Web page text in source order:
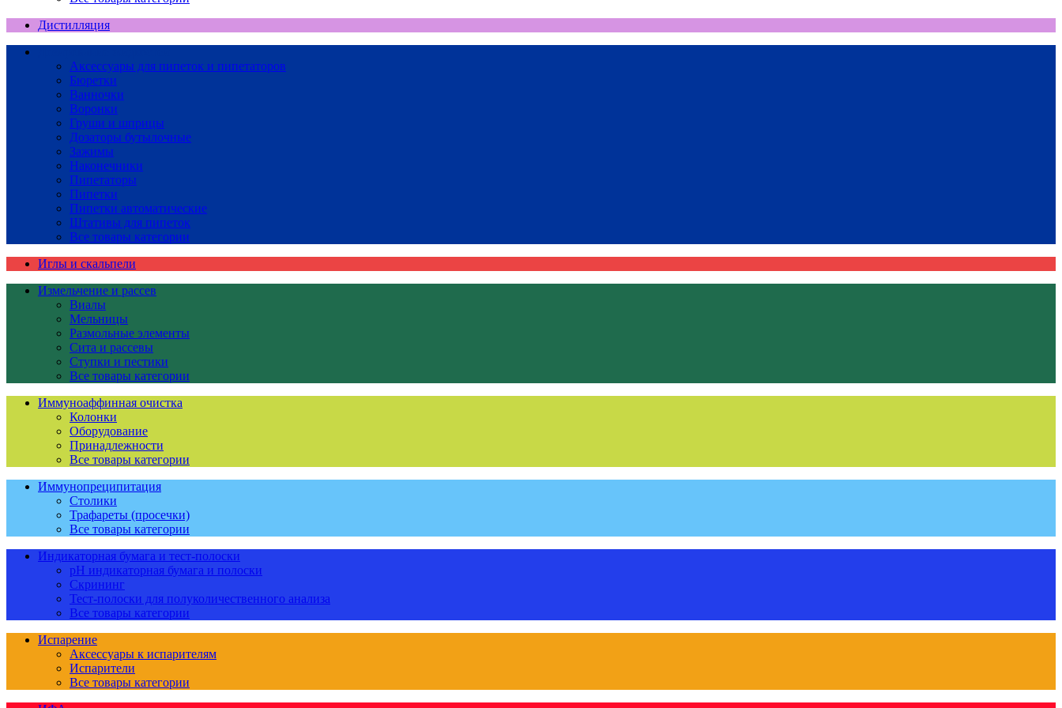
Дистилляция
Аксессуары для пипеток и пипетаторов
Бюретки
Ванночки
Воронки
Груши и шприцы
Дозаторы бутылочные
Зажимы
Наконечники
Пипетаторы
Пипетки
Пипетки автоматические
Штативы для пипеток
Все товары категории
Иглы и скальпели
Измельчение и рассев
Виалы
Мельницы
Размольные элементы
Сита и рассевы
Ступки и пестики
Все товары категории
Иммуноаффинная очистка
Колонки
Оборудование
Принадлежности
Все товары категории
Иммунопреципитация
Столики
Трафареты (просечки)
Все товары категории
Индикаторная бумага и тест-полоски
pH индикаторная бумага и полоски
Скрининг
Тест-полоски для полуколичественного анализа
Все товары категории
Испарение
Аксессуары к испарителям
Испарители
Все товары категории